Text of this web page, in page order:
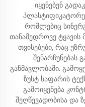
იყენებენ
რომლებიც
თანამედროვე ტყავის
თვისებები, რაც
შენარჩუნებას
განმავლობაში.
ზუსტ საფარის
გამოიყენება
შეღწევადობისა და